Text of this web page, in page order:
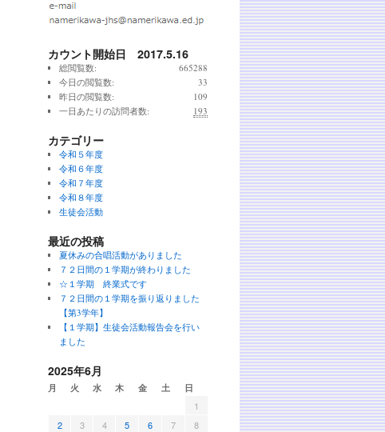
カウント開始日 2017.5.16
665288
総閲覧数:
33
今日の閲覧数:
109
昨日の閲覧数:
193
一日あたりの訪問者数:
カテゴリー
令和５年度
令和６年度
令和７年度
令和８年度
生徒会活動
最近の投稿
夏休みの合唱活動がありました
７２日間の１学期が終わりました
☆１学期 終業式です
７２日間の１学期を振り返りました
【第3学年】
【１学期】生徒会活動報告会を行い
ました
2025年6月
月 火 水 木 金 土 日
1
2
3 4 5 6 7
8